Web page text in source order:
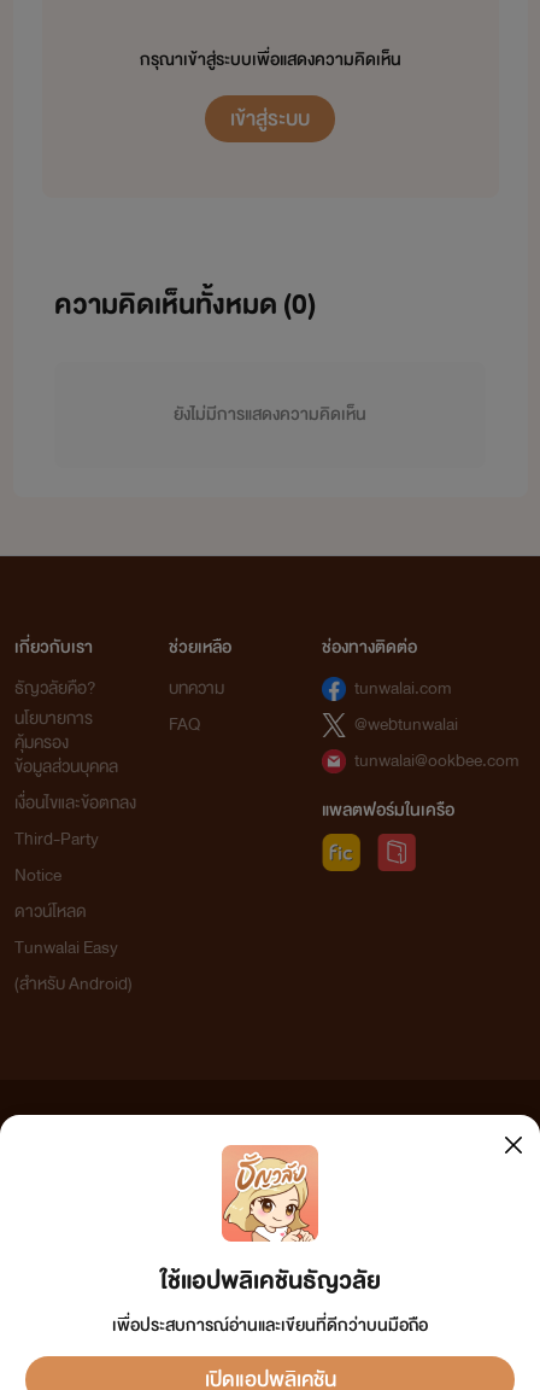
กรุณาเข้าสู่ระบบเพื่อแสดงความคิดเห็น
เข้าสู่ระบบ
ความคิดเห็นทั้งหมด (0)
ยังไม่มีการแสดงความคิดเห็น
ใช้แอปพลิเคชันธัญวลัย
เพื่อประสบการณ์อ่านและเขียนที่ดีกว่าบนมือถือ
เปิดแอปพลิเคชัน
เกี่ยวกับเรา
ธัญวลัยคือ?
นโยบายการ
คุ้มครอง
ข้อมูลส่วนบุคคล
เงื่อนไขและข้อตกลง
Third-Party
Notice
ดาวน์โหลด
Tunwalai Easy
(สำหรับ Android)
ช่วยเหลือ
บทความ
FAQ
ช่องทางติดต่อ
tunwalai.com
@webtunwalai
tunwalai@ookbee.com
แพลตฟอร์มในเครือ
เว็บไซต์แห่งนี้ไม่ได้เห็นด้วยและไม่ขอรับผิดชอบต่อข้อความใดๆ ทั้งสิ้น ดังนั้นผู้อ่านทุกท่านโปรดใช้
วิจารณญาณในการกลั่นกรองด้วยตนเอง และหากท่านพบข้อความใดๆ ที่ขัดต่อกฎหมายและศีลธรรม
กรุณาแจ้งมาที่ tunwalai@ookbee.com เพื่อทีมงานจะได้ดำเนินการในทันที ทั้งนี้ ทางเว็บไซต์ขอสงวน
ลิขสิทธิ์ตามพระราชบัญญัติลิขสิทธิ์ (ฉบับเพิ่มเติม) พ.ศ.2558